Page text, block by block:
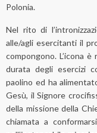
Polonia.
Nel rito di
alle/agli esercitanti il
compongono. L’icona
durata degli esercizi
paolino ed ha
Gesù, il Signore
della missione della
chiamata a